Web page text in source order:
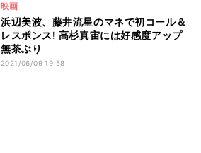
映画
浜辺美波、藤井流星のマネで初コール＆
レスポンス! 高杉真宙には好感度アップ
無茶ぶり
2021/06/09 19:58